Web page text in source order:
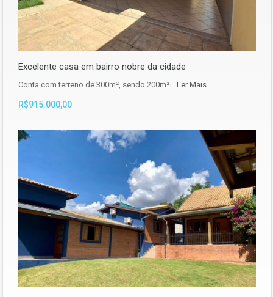
Excelente casa em bairro nobre da cidade
Conta com terreno de 300m², sendo 200m²… Ler Mais
R$915.000,00